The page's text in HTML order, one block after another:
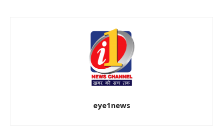
eye1news